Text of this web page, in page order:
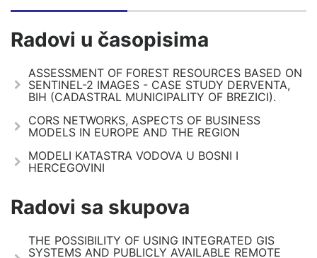
Radovi u časopisima
ASSESSMENT OF FOREST RESOURCES BASED ON
SENTINEL-2 IMAGES - CASE STUDY DERVENTA,
BIH (CADASTRAL MUNICIPALITY OF BREZICI).
CORS NETWORKS, ASPECTS OF BUSINESS
MODELS IN EUROPE AND THE REGION
MODELI KATASTRA VODOVA U BOSNI I
HERCEGOVINI
Radovi sa skupova
THE POSSIBILITY OF USING INTEGRATED GIS
SYSTEMS AND PUBLICLY AVAILABLE REMOTE